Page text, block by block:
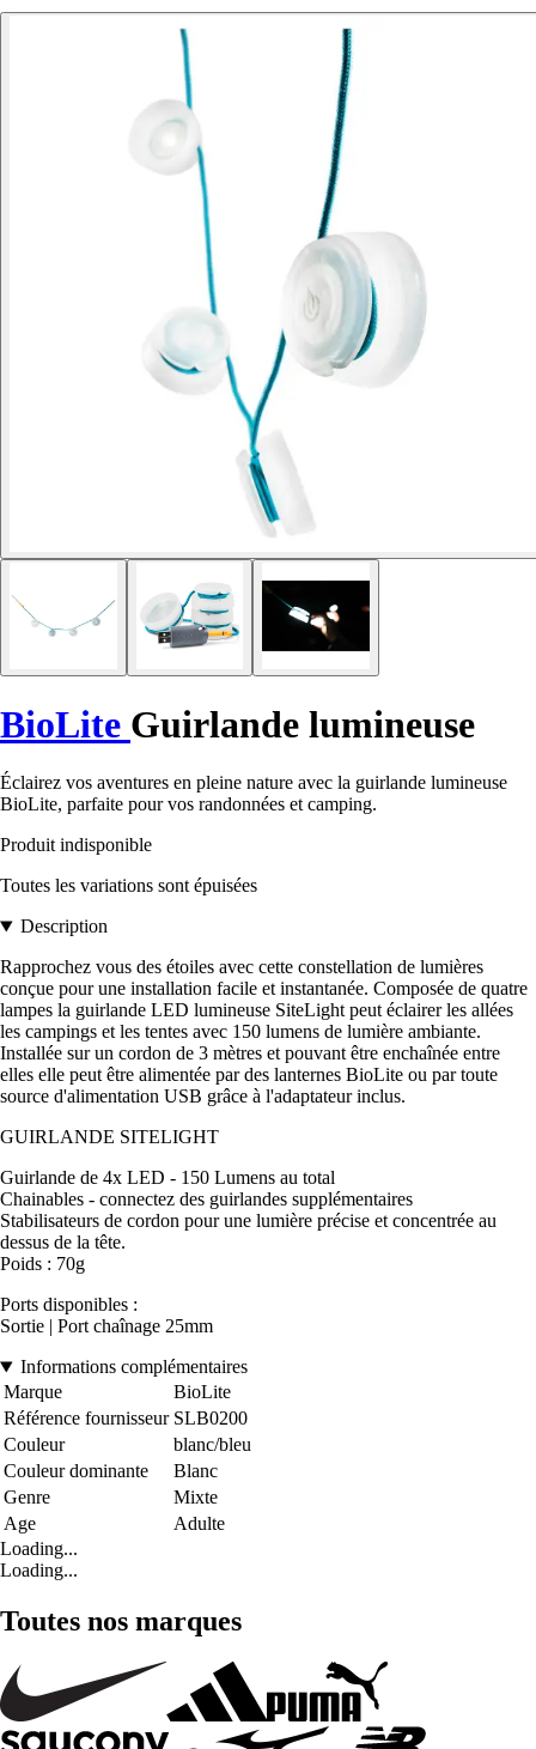
BioLite Guirlande lumineuse
Éclairez vos aventures en pleine nature avec la guirlande lumineuse
BioLite, parfaite pour vos randonnées et camping.
Produit indisponible
Toutes les variations sont épuisées
Description
Rapprochez vous des étoiles avec cette constellation de lumières
conçue pour une installation facile et instantanée. Composée de quatre
lampes la guirlande LED lumineuse SiteLight peut éclairer les allées
les campings et les tentes avec 150 lumens de lumière ambiante.
Installée sur un cordon de 3 mètres et pouvant être enchaînée entre
elles elle peut être alimentée par des lanternes BioLite ou par toute
source d'alimentation USB grâce à l'adaptateur inclus.
GUIRLANDE SITELIGHT
Guirlande de 4x LED - 150 Lumens au total
Chainables - connectez des guirlandes supplémentaires
Stabilisateurs de cordon pour une lumière précise et concentrée au
dessus de la tête.
Poids : 70g
Ports disponibles :
Sortie | Port chaînage 25mm
Informations complémentaires
Marque
BioLite
Référence fournisseur SLB0200
Couleur
blanc/bleu
Couleur dominante
Blanc
Genre
Mixte
Age
Adulte
Loading...
Loading...
Toutes nos marques